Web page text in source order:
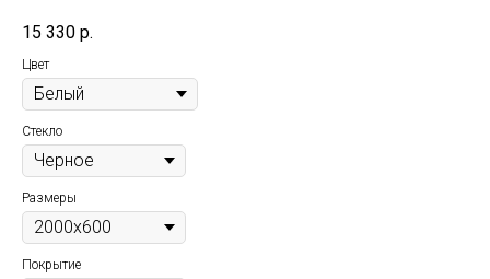
15 330 р.
Цвет
Стекло
Размеры
Покрытие